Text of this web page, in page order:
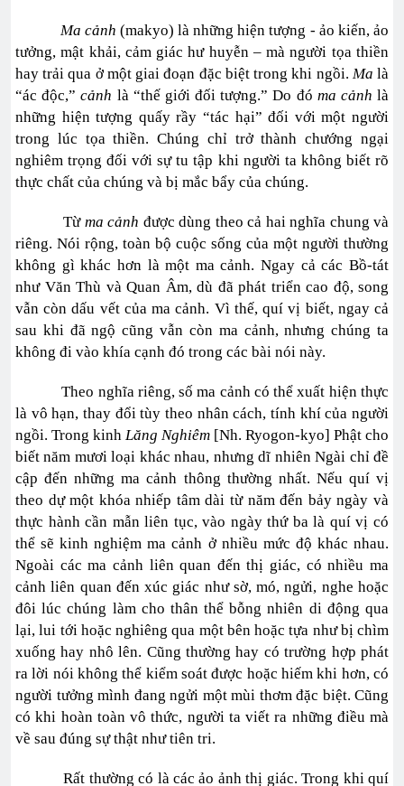
Ma cảnh (makyo) là những hiện tượng - ảo kiến, ảo
tưởng, mật khải, cảm giác hư huyễn – mà người tọa thiền
hay trải qua ở một giai đoạn đặc biệt trong khi ngồi. Ma là
“ác độc,”cảnh là “thế giới đối tượng.” Do đó ma cảnh là
những hiện tượng quấy rầy “tác hại” đối với một người
trong lúc tọa thiền. Chúng chỉ trở thành chướng ngại
nghiêm trọng đối với sự tu tập khi người ta không biết rõ
thực chất của chúng và bị mắc bẩy của chúng.
Từ ma cảnh được dùng theo cả hai nghĩa chung và
riêng. Nói rộng, toàn bộ cuộc sống của một người thường
không gì khác hơn là một ma cảnh. Ngay cả các Bồ-tát
như Văn Thù và Quan Âm, dù đã phát triển cao độ, song
vẫn còn dấu vết của ma cảnh. Vì thế, quí vị biết, ngay cả
sau khi đã ngộ cũng vẫn còn ma cảnh, nhưng chúng ta
không đi vào khía cạnh đó trong các bài nói này.
Theo nghĩa riêng, số ma cảnh có thể xuất hiện thực
là vô hạn, thay đổi tùy theo nhân cách, tính khí của người
ngồi. Trong kinh Lăng Nghiêm [Nh. Ryogon-kyo] Phật cho
biết năm mươi loại khác nhau, nhưng dĩ nhiên Ngài chỉ đề
cập đến những ma cảnh thông thường nhất. Nếu quí vị
theo dự một khóa nhiếp tâm dài từ năm đến bảy ngày và
thực hành cần mẫn liên tục, vào ngày thứ ba là quí vị có
thể sẽ kinh nghiệm ma cảnh ở nhiều mức độ khác nhau.
Ngoài các ma cảnh liên quan đến thị giác, có nhiều ma
cảnh liên quan đến xúc giác như sờ, mó, ngửi, nghe hoặc
đôi lúc chúng làm cho thân thể bỗng nhiên di động qua
lại, lui tới hoặc nghiêng qua một bên hoặc tựa như bị chìm
xuống hay nhô lên. Cũng thường hay có trường hợp phát
ra lời nói không thể kiểm soát được hoặc hiếm khi hơn, có
người tưởng mình đang ngửi một mùi thơm đặc biệt. Cũng
có khi hoàn toàn vô thức, người ta viết ra những điều mà
về sau đúng sự thật như tiên tri.
Rất thường có là các ảo ảnh thị giác. Trong khi quí